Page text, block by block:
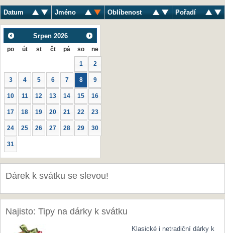
Datum Jméno Oblíbenost Pořadí
Srpen 2026
po út st čt pá so ne
1 2
3 4 5 6 7 8 9
10 11 12 13 14 15 16
17 18 19 20 21 22 23
24 25 26 27 28 29 30
31
Dárek k svátku se slevou!
Najisto: Tipy na dárky k svátku
Klasické i netradiční dárky k